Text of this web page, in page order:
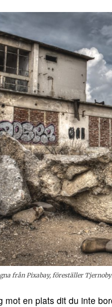
från Pixabay, föreställer
mot en plats dit du inte